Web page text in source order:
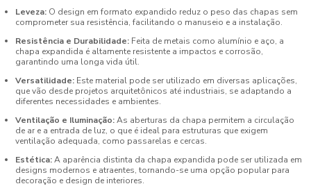
Leveza: O design em formato expandido reduz o peso das chapas sem
comprometer sua resistência, facilitando o manuseio e a instalação.
Resistência e Durabilidade: Feita de metais como alumínio e aço, a
chapa expandida é altamente resistente a impactos e corrosão,
garantindo uma longa vida útil.
Versatilidade: Este material pode ser utilizado em diversas aplicações,
que vão desde projetos arquitetônicos até industriais, se adaptando a
diferentes necessidades e ambientes.
Ventilação e Iluminação:As aberturas da chapa permitem a circulação
de ar e a entrada de luz, o que é ideal para estruturas que exigem
ventilação adequada, como passarelas e cercas.
Estética:A aparência distinta da chapa expandida pode ser utilizada em
designs modernos e atraentes, tornando-se uma opção popular para
decoração e design de interiores.